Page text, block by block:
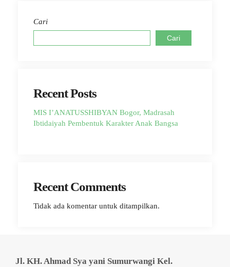
Cari
Cari
Recent Posts
MIS I’ANATUSSHIBYAN Bogor, Madrasah
Ibtidaiyah Pembentuk Karakter Anak Bangsa
Recent Comments
Tidak ada komentar untuk ditampilkan.
Jl. KH. Ahmad Sya yani Sumurwangi Kel.